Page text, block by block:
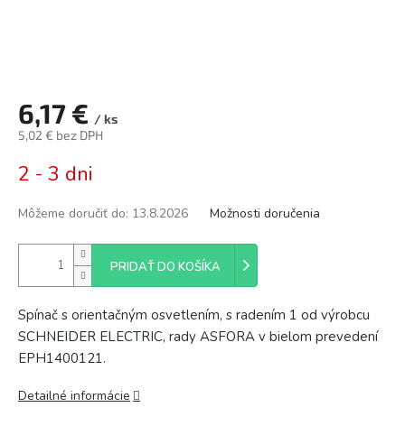
6,17 € / ks
5,02 € bez DPH
cena:
2 - 3 dni
Môžeme doručiť do: 13.8.2026 Možnosti doručenia
PRIDAŤ DO KOŠÍKA
Spínač s orientačným osvetlením, s radením 1 od výrobcu
SCHNEIDER ELECTRIC, rady ASFORA v bielom prevedení
EPH1400121.
Detailné informácie